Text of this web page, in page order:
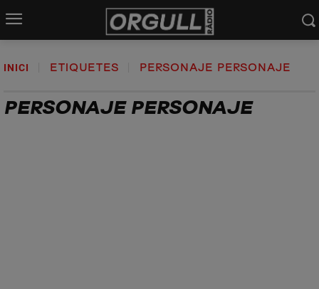
INICI ETIQUETES PERSONAJE PERSONAJE
PERSONAJE PERSONAJE